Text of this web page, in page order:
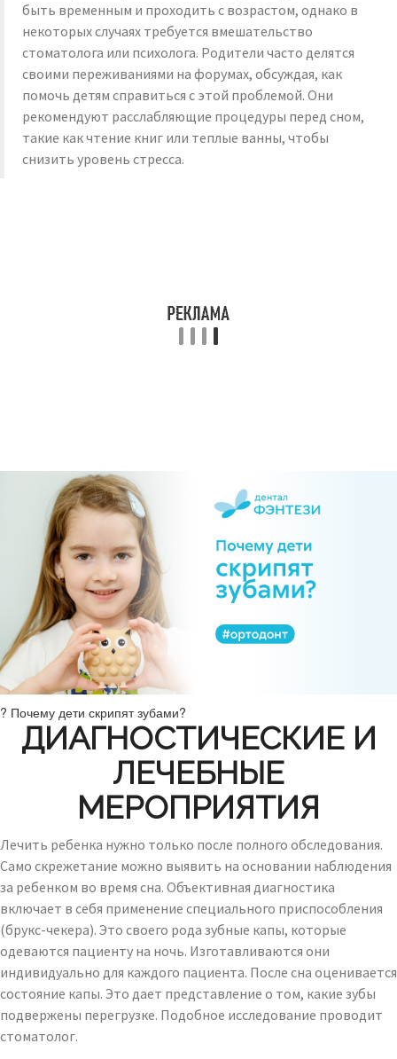
быть временным и проходить с возрастом, однако в
некоторых случаях требуется вмешательство
стоматолога или психолога. Родители часто делятся
своими переживаниями на форумах, обсуждая, как
помочь детям справиться с этой проблемой. Они
рекомендуют расслабляющие процедуры перед сном,
такие как чтение книг или теплые ванны, чтобы
снизить уровень стресса.
? Почему дети скрипят зубами?
ДИАГНОСТИЧЕСКИЕ И
ЛЕЧЕБНЫЕ
МЕРОПРИЯТИЯ
Лечить ребенка нужно только после полного обследования.
Само скрежетание можно выявить на основании наблюдения
за ребенком во время сна. Объективная диагностика
включает в себя применение специального приспособления
(брукс-чекера). Это своего рода зубные капы, которые
одеваются пациенту на ночь. Изготавливаются они
индивидуально для каждого пациента. После сна оценивается
состояние капы. Это дает представление о том, какие зубы
подвержены перегрузке. Подобное исследование проводит
стоматолог.